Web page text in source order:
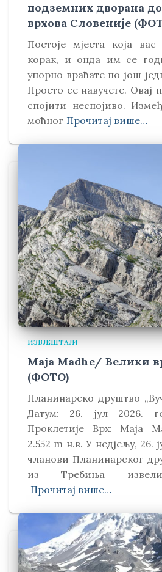
подземних дворана
врхова Словеније
Постоје мјеста која
корак, и онда им се
упорно враћате по још
Просто се навучете. Овај
спојити неспојиво.
моћног Прочитај више…
ИЗВЈЕШТАЈИ
Maja Madhe/ Велики
(ФОТО)
Планинарско друштво
Датум: 26. јул 2026.
Проклетије Врх: Маја
2.552 m н.в. У недјељу, 26.
чланови Планинарског
из Требиња
Прочитај више…